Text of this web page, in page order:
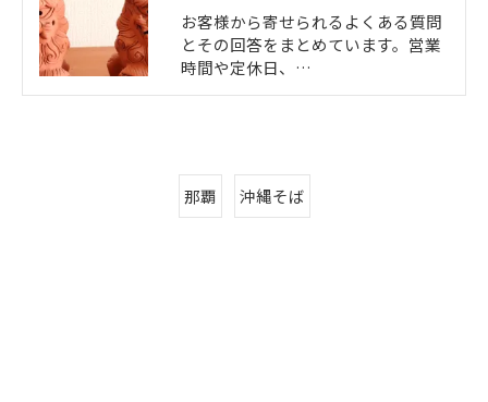
お客様から寄せられるよくある質問
とその回答をまとめています。営業
時間や定休日、…
那覇 沖縄そば